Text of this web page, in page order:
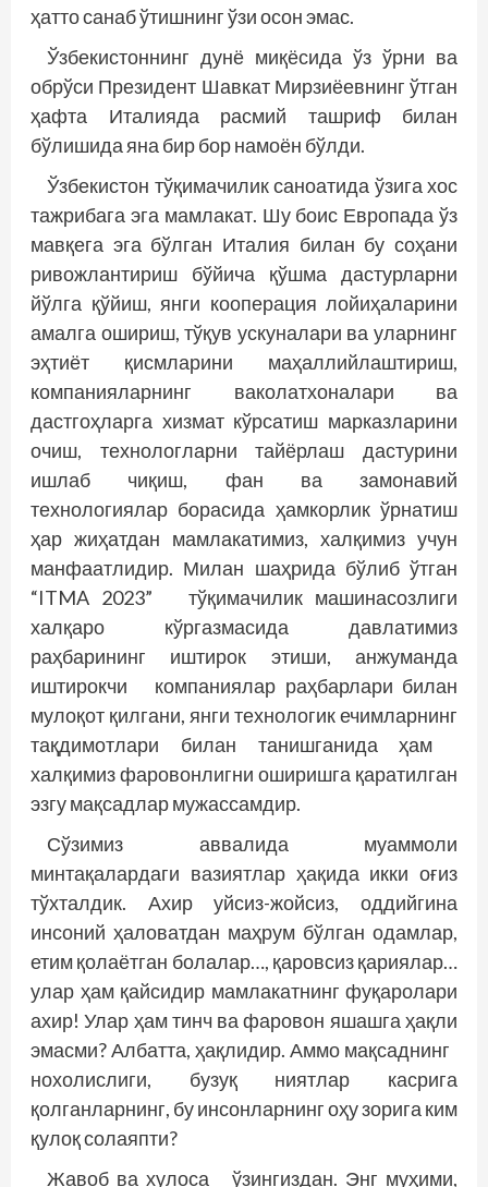
ҳатто санаб ўтишнинг ўзи осон эмас.
Ўзбекистоннинг дунё миқёсида ўз ўрни ва
обрўси Президент Шавкат Мирзиёевнинг ўтган
ҳафта Италияда расмий ташриф билан
бўлишида яна бир бор намоён бўлди.
Ўзбекистон тўқимачилик саноатида ўзига хос
тажрибага эга мамлакат. Шу боис Европада ўз
мавқега эга бўлган Италия билан бу соҳани
ривожлантириш бўйича қўшма дастурларни
йўлга қўйиш, янги кооперация лойиҳаларини
амалга ошириш, тўқув ускуналари ва уларнинг
эҳтиёт қисмларини маҳаллийлаштириш,
компанияларнинг ваколатхоналари ва
дастгоҳларга хизмат кўрсатиш марказларини
очиш, технологларни тайёрлаш дастурини
ишлаб чиқиш, фан ва замонавий
технологиялар борасида ҳамкорлик ўрнатиш
ҳар жиҳатдан мамлакатимиз, халқимиз учун
манфаатлидир. Милан шаҳрида бўлиб ўтган
“ITMA 2023” тўқимачилик машинасозлиги
халқаро кўргазмасида давлатимиз
раҳбарининг иштирок этиши, анжуманда
иштирокчи компаниялар раҳбарлари билан
мулоқот қилгани, янги технологик ечимларнинг
тақдимотлари билан танишганида ҳам
халқимиз фаровонлигни оширишга қаратилган
эзгу мақсадлар мужассамдир.
Сўзимиз аввалида муаммоли
минтақалардаги вазиятлар ҳақида икки оғиз
тўхталдик. Ахир уйсиз-жойсиз, оддийгина
инсоний ҳаловатдан маҳрум бўлган одамлар,
етим қолаётган болалар…, қаровсиз қариялар…
улар ҳам қайсидир мамлакатнинг фуқаролари
ахир! Улар ҳам тинч ва фаровон яшашга ҳақли
эмасми? Албатта, ҳақлидир. Аммо мақсаднинг
нохолислиги, бузуқ ниятлар касрига
қолганларнинг, бу инсонларнинг оҳу зорига ким
қулоқ солаяпти?
Жавоб ва хулоса ўзингиздан. Энг муҳими,